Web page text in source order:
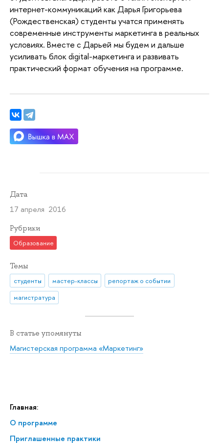
Главная:
О программе
Приглашенные практики
интернет-коммуникаций как Дарья Григорьева
(Рождественская) студенты учатся применять
современные инструменты маркетинга в реальных
условиях. Вместе с Дарьей мы будем и дальше
усиливать блок digital-маркетинга и развивать
практический формат обучения на программе.
Дата
17 апреля 2016
Рубрики
Образование
Темы
студенты мастер-классы
репортаж о событии
магистратура
В статье упомянуты
Магистерская программа «Маркетинг»